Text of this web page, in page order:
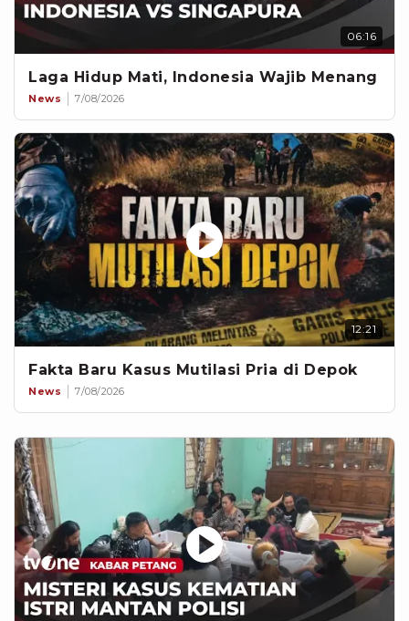
06:16
Laga Hidup Mati, Indonesia Wajib Menang
News 7/08/2026
12:21
Fakta Baru Kasus Mutilasi Pria di Depok
News 7/08/2026